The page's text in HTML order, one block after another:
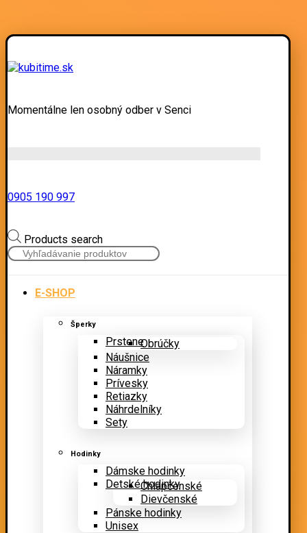
Momentálne len osobný odber v Senci
0905 190 997
Products search
E-SHOP
Šperky
PrsteneObrúčky
Náušnice
Náramky
Prívesky
Retiazky
Náhrdelníky
Sety
Hodinky
Dámske hodinky
Detské hodinky
Chlapčenské
Dievčenské
Pánske hodinky
Unisex